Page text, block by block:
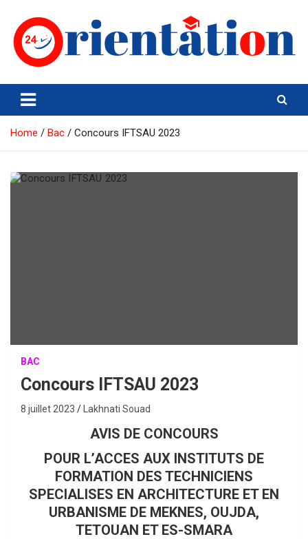
content
Orientation24
Emploi et Orientation au Maroc
Home Bac Concours IFTSAU 2023
BAC
Concours IFTSAU 2023
8 juillet 2023 Lakhnati Souad
AVIS DE CONCOURS
POUR L’ACCES AUX INSTITUTS DE
FORMATION DES TECHNICIENS
SPECIALISES EN ARCHITECTURE ET EN
URBANISME DE MEKNES, OUJDA,
TETOUAN ET ES-SMARA